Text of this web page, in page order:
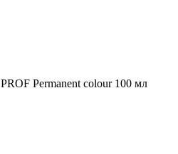
Рermanent colour 100 мл